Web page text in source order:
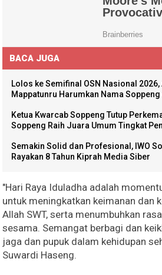
BACA JUGA
Lolos ke Semifinal OSN Nasional
Mappatunru Harumkan Nama
Ketua Kwarcab Soppeng Tutup
Soppeng Raih Juara Umum Tingkat
Semakin Solid dan Profesional, IWO
Rayakan 8 Tahun Kiprah Media Siber
"Hari Raya Iduladha adalah
untuk meningkatkan keimanan dan
Allah SWT, serta menumbuhkan
sesama. Semangat berbagi dan
jaga dan pupuk dalam kehidupan
Suwardi Haseng.